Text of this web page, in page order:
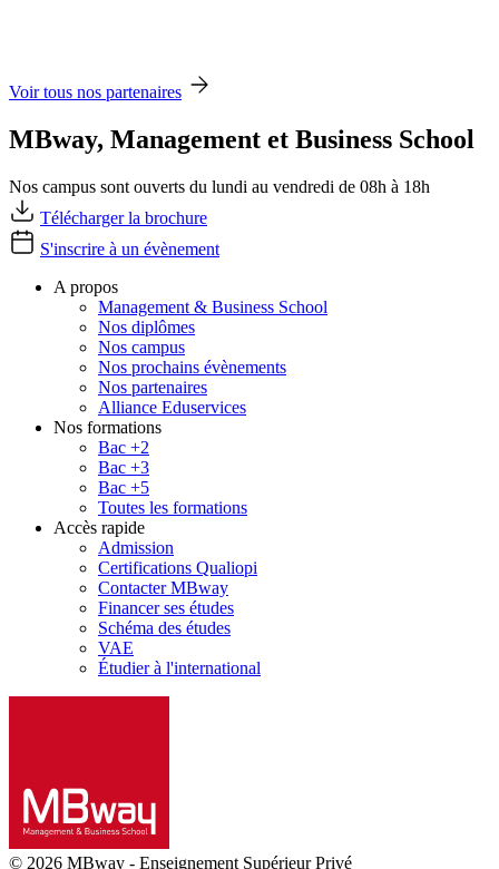
Voir tous nos partenaires
MBway, Management et Business School
Nos campus sont ouverts du lundi au vendredi de 08h à 18h
Télécharger la brochure
S'inscrire à un évènement
A propos
Management & Business School
Nos diplômes
Nos campus
Nos prochains évènements
Nos partenaires
Alliance Eduservices
Nos formations
Bac +2
Bac +3
Bac +5
Toutes les formations
Accès rapide
Admission
Certifications Qualiopi
Contacter MBway
Financer ses études
Schéma des études
VAE
Étudier à l'international
© 2026 MBway - Enseignement Supérieur Privé